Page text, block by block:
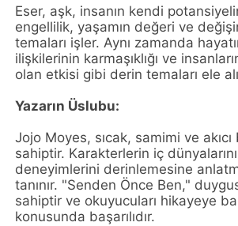
Eser, aşk, insanın kendi
engellilik, yaşamın değeri ve
temaları işler. Aynı zamanda
ilişkilerinin karmaşıklığı ve
olan etkisi gibi derin temaları ele
Yazarın Üslubu:
Jojo Moyes, sıcak, samimi ve
sahiptir. Karakterlerin iç
deneyimlerini derinlemesine
tanınır. "Senden Önce Ben,"
sahiptir ve okuyucuları hikayeye
konusunda başarılıdır.